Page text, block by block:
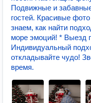
Подвижные и
гостей. Красивые
знаем, как найти
море эмоций! * Выезд
Индивидуальный
откладывайте чудо!
время.